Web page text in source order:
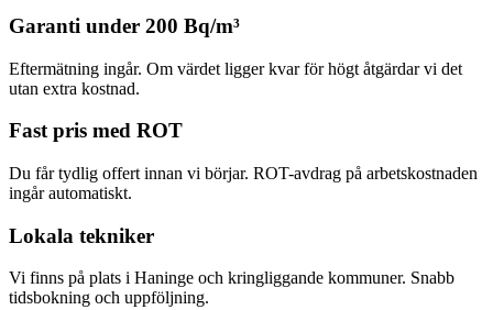
Garanti under 200 Bq/m³
Eftermätning ingår. Om värdet ligger kvar för högt åtgärdar vi det
utan extra kostnad.
Fast pris med ROT
Du får tydlig offert innan vi börjar. ROT-avdrag på arbetskostnaden
ingår automatiskt.
Lokala tekniker
Vi finns på plats i Haninge och kringliggande kommuner. Snabb
tidsbokning och uppföljning.